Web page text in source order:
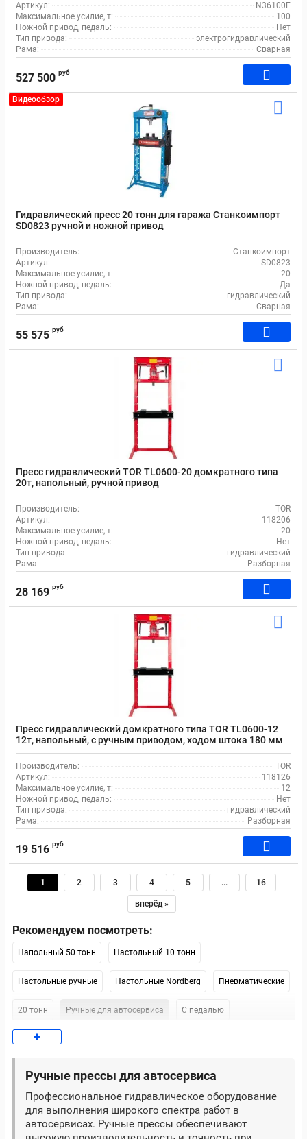
Артикул:
N36100E
Максимальное усилие, т:
100
Ножной привод, педаль:
Нет
Тип привода:
электрогидравлический
Рама:
Сварная
527 500 руб
Видеообзор
Гидравлический пресс 20 тонн для гаража Станкоимпорт
SD0823 ручной и ножной привод
Производитель:
Станкоимпорт
Артикул:
SD0823
Максимальное усилие, т:
20
Ножной привод, педаль:
Да
Тип привода:
гидравлический
Рама:
Сварная
55 575 руб
Пресс гидравлический TOR TL0600-20 домкратного типа
20т, напольный, ручной привод
Производитель:
TOR
Артикул:
118206
Максимальное усилие, т:
20
Ножной привод, педаль:
Нет
Тип привода:
гидравлический
Рама:
Разборная
28 169 руб
Пресс гидравлический домкратного типа TOR TL0600-12
12т, напольный, с ручным приводом, ходом штока 180 мм
Производитель:
TOR
Артикул:
118126
Максимальное усилие, т:
12
Ножной привод, педаль:
Нет
Тип привода:
гидравлический
Рама:
Разборная
19 516 руб
1 2 3 4 5 ... 16
вперёд »
Рекомендуем посмотреть:
Напольный 50 тонн Настольный 10 тонн
Настольные ручные Настольные Nordberg Пневматические
20 тонн Ручные для автосервиса С педалью
Ножной 20 тонн
Atis 10 тонн 300 мм Для гаража 10 тонн 100 тонн
12 тонн 150 тонн KraftWell 20 тонн Ручной 20 тонн
+
Ручные прессы для автосервиса
Профессиональное гидравлическое оборудование
для выполнения широкого спектра работ в
автосервисах. Ручные прессы обеспечивают